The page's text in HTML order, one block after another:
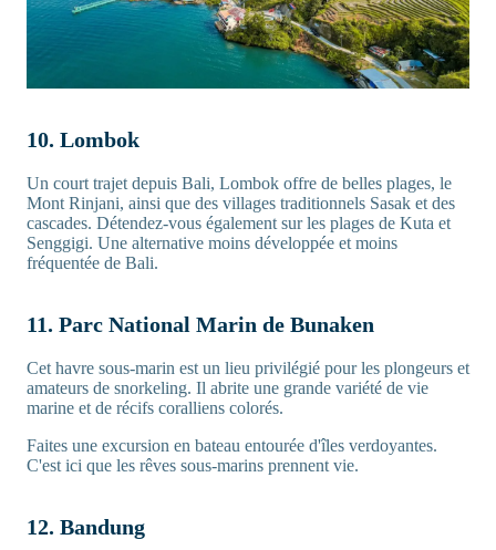
10. Lombok
Un court trajet depuis Bali, Lombok offre de belles plages, le
Mont Rinjani, ainsi que des villages traditionnels Sasak et des
cascades. Détendez-vous également sur les plages de Kuta et
Senggigi. Une alternative moins développée et moins
fréquentée de Bali.
11. Parc National Marin de Bunaken
Cet havre sous-marin est un lieu privilégié pour les plongeurs et
amateurs de snorkeling. Il abrite une grande variété de vie
marine et de récifs coralliens colorés.
Faites une excursion en bateau entourée d'îles verdoyantes.
C'est ici que les rêves sous-marins prennent vie.
12. Bandung